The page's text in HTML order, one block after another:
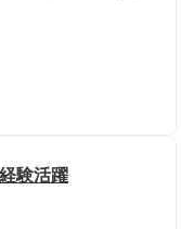
験活躍